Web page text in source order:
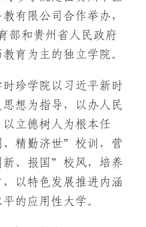
有限公司合作举办，
部和贵州省人民政府
育为主的独立学院。
珍学院以习近平新时
想为指导，以办人民
立德树人为根本任
精勤济世”校训，营
、报国”校风，培养
以特色发展推进内涵
的应用性大学。